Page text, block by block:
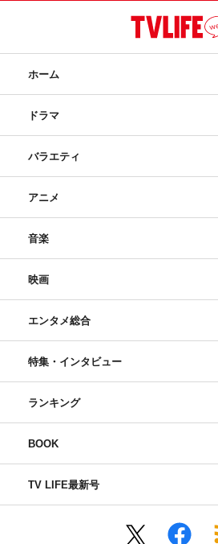
ホーム
ドラマ
バラエティ
アニメ
音楽
映画
エンタメ総合
特集・インタビュー
ランキング
BOOK
TV LIFE最新号